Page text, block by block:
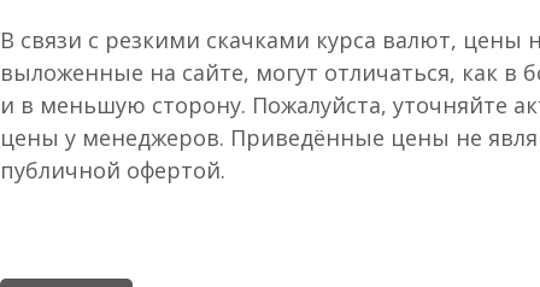
В связи с резкими скачками курса валют, цены
выложенные на сайте, могут отличаться, как в
и в меньшую сторону. Пожалуйста, уточняйте
цены у менеджеров. Приведённые цены не
публичной офертой.